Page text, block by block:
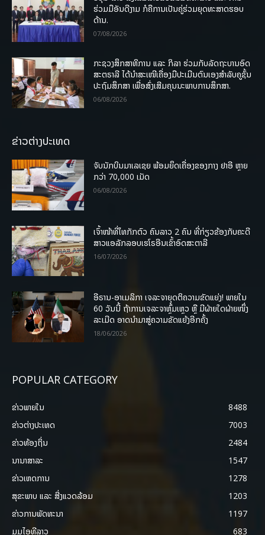
ຮ່ວມມືອັນດີງາມ ກໍຄືການເປັນຄູ່ຮ່ວມຍຸດທະສາດຮອບ
ດ້ານ.
07/08/2026
ກະຊວງສຶກສາທິການ ແລະ ກິລາ ຮ່ວມກັບລັດຖະບານອົດ
ສະຕຣາລີ ໄດ້ນຳສະເໜີເຄື່ອງມືປະເມີນຕົນເອງສຳລັບຄູຊັ້ນ
ປະຖົມສຶກສາ ເພື່ອສົ່ງເສີມຄຸນນະພາບການສຶກສາ.
06/08/2026
ຂ່າວຕ່າງປະເທດ
ຈັບນັກບິນມາເລເຊຍ ພ້ອມຍຶດເຄື່ອງຂອງກາງ ຢາອີ ຫຼາຍ
ກວ່າ 70,000 ເມັດ
06/08/2026
ເຈົ້າໜ້າທີ່ໄທກັກຕົວ ຄົນລາວ 2 ຄົນ ທີ່ກ່ຽວຂ້ອງກັບຄະດີ
ສາວແອລັກລອບເຮໂຣອີນເຂົ້າອົດສະຕາລີ
16/07/2026
ອີຣານ-ອາເມລິກາ ເຈລະຈາຍຸດຕິຄວາມຂັດແຍ່ງ! ພາຍໃນ
60 ວັນນີ້ ຖ້າການເຈລະຈາຫຼົ້ມເຫຼວ ຫຼື ມີຝ່າຍໃດຝ່າຍໜຶ່ງ
ລະເມີດ ອາດນໍາມາສູ່ຄວາມຂັດແຍ້ງອີກຄັ້ງ
18/06/2026
POPULAR CATEGORY
ຂ່າວພາຍ​ໃນ
8488
ຂ່າວຕ່າງປະເທດ
7003
ຂ່າວທ້ອງຖິ່ນ
2484
ນານາສາລະ
1547
ຂ່າວເຫດການ
1278
ສຸຂະພາບ ແລະ ສີ່ງແວດລ້ອມ
1203
ຂ່າວການພັດທະນາ
1197
ມູມໄອທີລາວ
683